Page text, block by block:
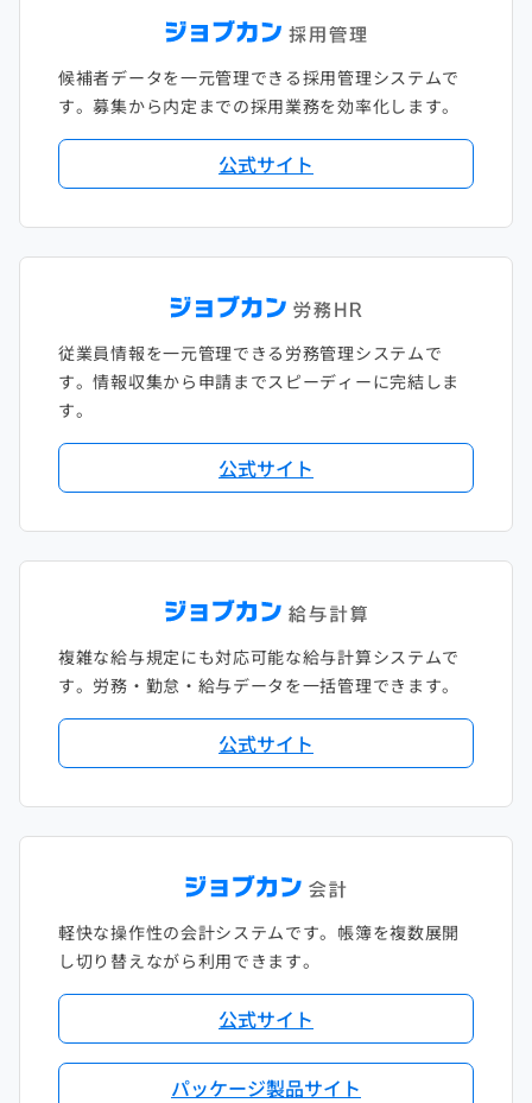
候補者データを一元管理できる採用管理システムで
す。募集から内定までの採用業務を効率化します。
公式サイト
従業員情報を一元管理できる労務管理システムで
す。情報収集から申請までスピーディーに完結しま
す。
公式サイト
複雑な給与規定にも対応可能な給与計算システムで
す。労務・勤怠・給与データを一括管理できます。
公式サイト
軽快な操作性の会計システムです。帳簿を複数展開
し切り替えながら利用できます。
公式サイト
パッケージ製品サイト